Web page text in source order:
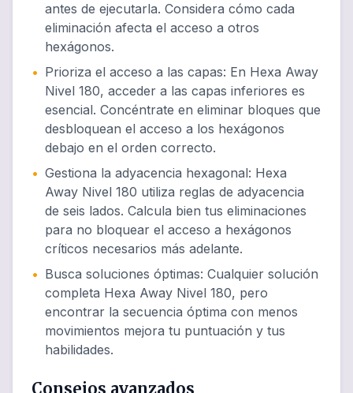
antes de ejecutarla. Considera cómo cada
eliminación afecta el acceso a otros
hexágonos.
• Prioriza el acceso a las capas: En Hexa Away
Nivel 180, acceder a las capas inferiores es
esencial. Concéntrate en eliminar bloques que
desbloquean el acceso a los hexágonos
debajo en el orden correcto.
• Gestiona la adyacencia hexagonal: Hexa
Away Nivel 180 utiliza reglas de adyacencia
de seis lados. Calcula bien tus eliminaciones
para no bloquear el acceso a hexágonos
críticos necesarios más adelante.
• Busca soluciones óptimas: Cualquier solución
completa Hexa Away Nivel 180, pero
encontrar la secuencia óptima con menos
movimientos mejora tu puntuación y tus
habilidades.
Consejos avanzados